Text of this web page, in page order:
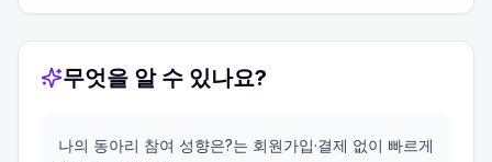
무엇을 알 수 있나요?
나의 동아리 참여 성향은?는 회원가입·결제 없이 빠르게